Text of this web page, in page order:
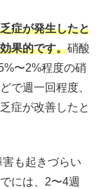
症が発生したと
果的です。硝酸
〜2%程度の硝
で週一回程度、
症が改善したと
も起きづらい
には、2〜4週